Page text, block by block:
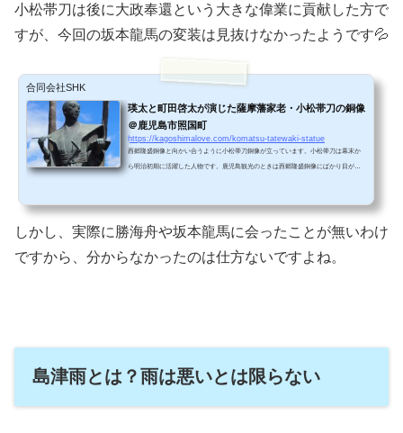
小松帯刀は後に大政奉還という大きな偉業に貢献した方で
すが、今回の坂本龍馬の変装は見抜けなかったようです💦
合同会社SHK
瑛太と町田啓太が演じた薩摩藩家老・小松帯刀の銅像
＠鹿児島市照国町
https://kagoshimalove.com/komatsu-tatewaki-statue
西郷隆盛銅像と向かい合うように小松帯刀銅像が立っています。小松帯刀は幕末か
ら明治初期に活躍した人物です。鹿児島観光のときは西郷隆盛銅像にばかり目がい
ちょうど向かい合うように立っているのが小松帯刀（こまつたてわき、1835誕生-18
しかし、実際に勝海舟や坂本龍馬に会ったことが無いわけ
ですから、分からなかったのは仕方ないですよね。
島津雨とは？雨は悪いとは限らない